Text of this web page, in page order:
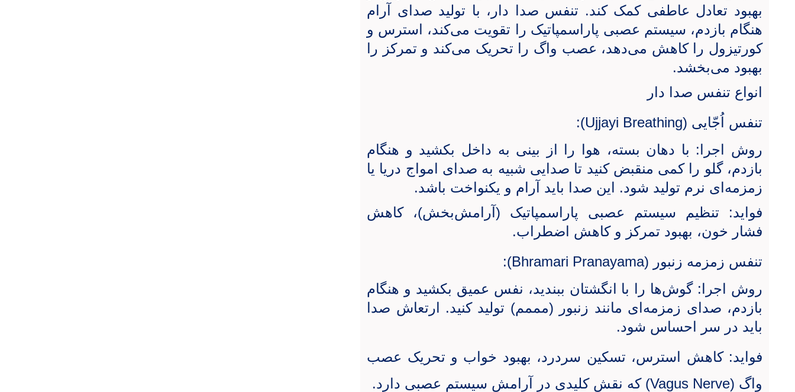
بهبود تعادل عاطفی کمک کند. تنفس صدا دار، با تولید صدای آرام
هنگام بازدم، سیستم عصبی پاراسمپاتیک را تقویت می‌کند، استرس و
کورتیزول را کاهش می‌دهد، عصب واگ را تحریک می‌کند و تمرکز را
بهبود می‌بخشد.
انواع تنفس صدا دار
تنفس اُجّایی (Ujjayi Breathing
):
روش اجرا: با دهان بسته، هوا را از بینی به داخل بکشید و هنگام
بازدم، گلو را کمی منقبض کنید تا صدایی شبیه به صدای امواج دریا یا
زمزمه‌ای نرم تولید شود. این صدا باید آرام و یکنواخت باشد.
فواید: تنظیم سیستم عصبی پاراسمپاتیک (آرامش‌بخش)، کاهش
فشار خون، بهبود تمرکز و کاهش اضطراب.
تنفس زمزمه زنبور (Bhramari Pranayama
):
روش اجرا: گوش‌ها را با انگشتان ببندید، نفس عمیق بکشید و هنگام
بازدم، صدای زمزمه‌ای مانند زنبور (مممم) تولید کنید. ارتعاش صدا
باید در سر احساس شود.
فواید: کاهش استرس، تسکین سردرد، بهبود خواب و تحریک عصب
واگ (Vagus Nerve) که نقش کلیدی در آرامش سیستم عصبی دارد.